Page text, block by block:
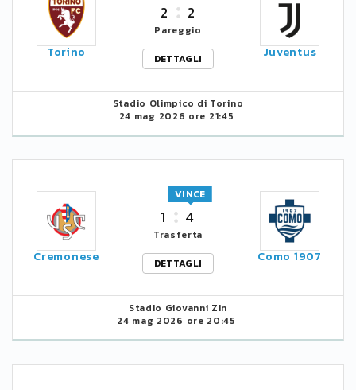
Torino
2 2
Pareggio
DETTAGLI
Juventus
Stadio Olimpico di Torino
24 mag 2026 ore 21:45
Cremonese
1 4
VINCE
Trasferta
DETTAGLI
Como 1907
Stadio Giovanni Zin
24 mag 2026 ore 20:45